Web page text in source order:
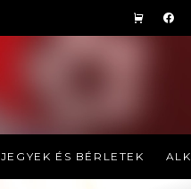
JEGYEK ÉS BÉRLETEK